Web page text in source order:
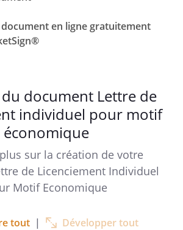
document en ligne gratuitement
licenciement pour motif
document Lettre de
individuel pour motif
économique
sur la création de votre
de Licenciement Individuel
Motif Economique
tout | Développer tout